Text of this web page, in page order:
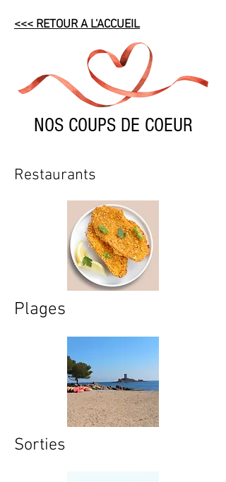
<<< RETOUR A L'ACCUEIL
NOS COUPS DE COEUR
Restaurants
Plages
Sorties